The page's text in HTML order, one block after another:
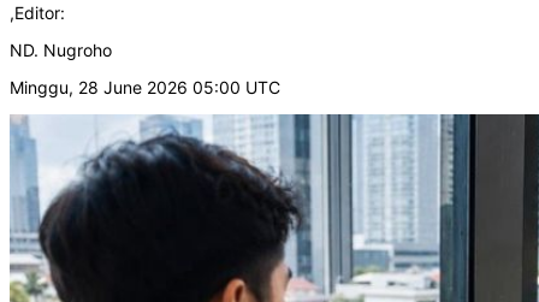
,Editor:
ND. Nugroho
Minggu, 28 June 2026 05:00 UTC